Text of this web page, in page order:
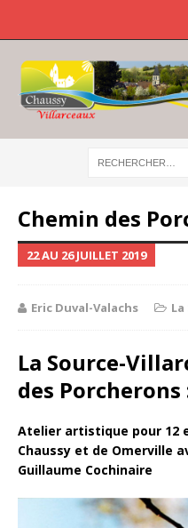
Chemin des
22 AU 26 JUILLET 2019
Eric Duval-Valachs
La Source-
des Porcherons
Atelier artistique pour 12
Chaussy et de Omerville
Guillaume Cochinaire